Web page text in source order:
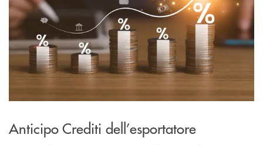
Anticipo Crediti dell’esportatore